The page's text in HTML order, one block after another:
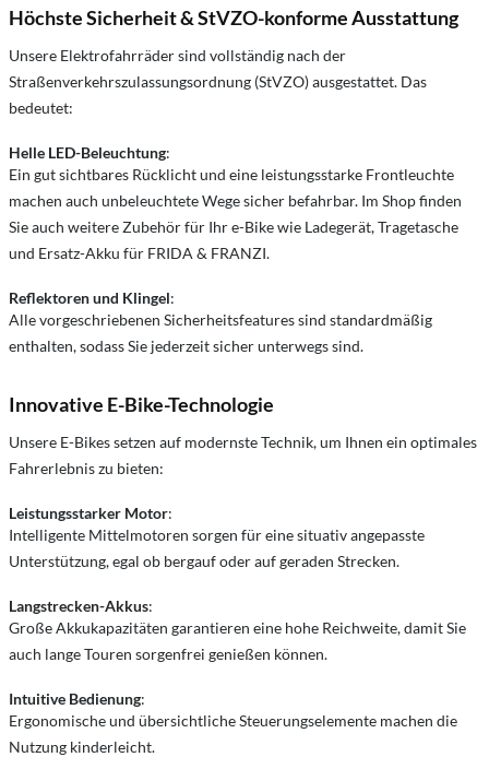
Höchste Sicherheit & StVZO-konforme Ausstattung
Unsere Elektrofahrräder sind vollständig nach der
Straßenverkehrszulassungsordnung (StVZO) ausgestattet. Das
bedeutet:
Helle LED-Beleuchtung:
Ein gut sichtbares Rücklicht und eine leistungsstarke Frontleuchte
machen auch unbeleuchtete Wege sicher befahrbar. Im Shop finden
Sie auch weitere Zubehör für Ihr e-Bike wie Ladegerät, Tragetasche
und Ersatz-Akku für FRIDA & FRANZI.
Reflektoren und Klingel:
Alle vorgeschriebenen Sicherheitsfeatures sind standardmäßig
enthalten, sodass Sie jederzeit sicher unterwegs sind.
Innovative E-Bike-Technologie
Unsere E-Bikes setzen auf modernste Technik, um Ihnen ein optimales
Fahrerlebnis zu bieten:
Leistungsstarker Motor:
Intelligente Mittelmotoren sorgen für eine situativ angepasste
Unterstützung, egal ob bergauf oder auf geraden Strecken.
Langstrecken-Akkus:
Große Akkukapazitäten garantieren eine hohe Reichweite, damit Sie
auch lange Touren sorgenfrei genießen können.
Intuitive Bedienung:
Ergonomische und übersichtliche Steuerungselemente machen die
Nutzung kinderleicht.